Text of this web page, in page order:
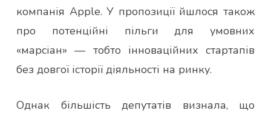
компанія Apple. У пропозиції йшлося також
про потенційні пільги для умовних
«марсіан» — тобто інноваційних стартапів
без довгої історії діяльності на ринку.
Однак більшість депутатів визнала, що